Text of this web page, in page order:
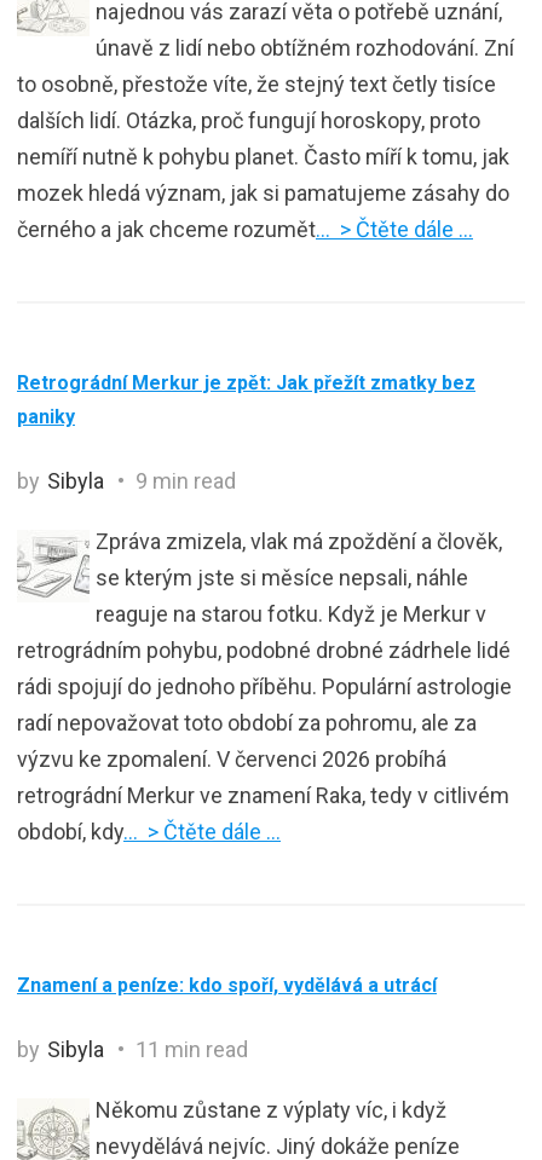
najednou vás zarazí věta o potřebě uznání,
únavě z lidí nebo obtížném rozhodování. Zní
to osobně, přestože víte, že stejný text četly tisíce
dalších lidí. Otázka, proč fungují horoskopy, proto
nemíří nutně k pohybu planet. Často míří k tomu, jak
mozek hledá význam, jak si pamatujeme zásahy do
černého a jak chceme rozumět… > Čtěte dále …
Retrográdní Merkur je zpět: Jak přežít zmatky bez
paniky
by Sibyla 9 min read
Zpráva zmizela, vlak má zpoždění a člověk,
se kterým jste si měsíce nepsali, náhle
reaguje na starou fotku. Když je Merkur v
retrográdním pohybu, podobné drobné zádrhele lidé
rádi spojují do jednoho příběhu. Populární astrologie
radí nepovažovat toto období za pohromu, ale za
výzvu ke zpomalení. V červenci 2026 probíhá
retrográdní Merkur ve znamení Raka, tedy v citlivém
období, kdy… > Čtěte dále …
Znamení a peníze: kdo spoří, vydělává a utrácí
by Sibyla 11 min read
Někomu zůstane z výplaty víc, i když
nevydělává nejvíc. Jiný dokáže peníze